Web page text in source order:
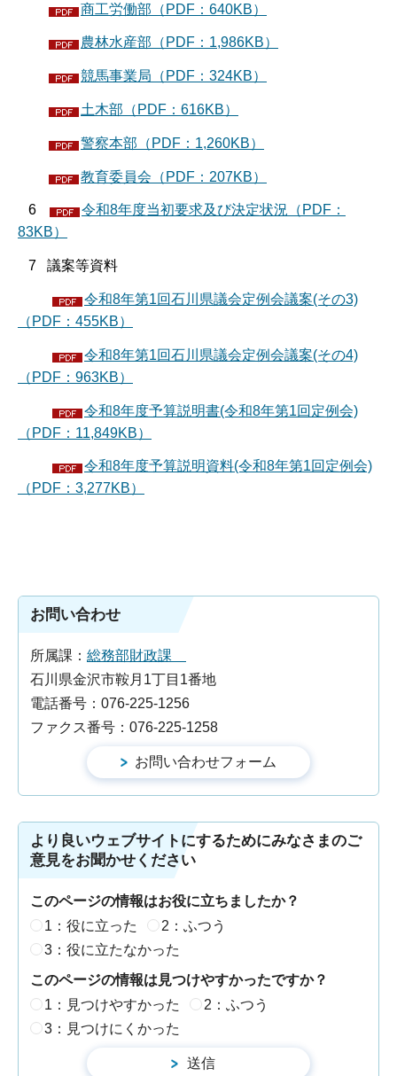
商工労働部（PDF：640KB）
農林水産部（PDF：1,986KB）
競馬事業局（PDF：324KB）
土木部（PDF：616KB）
警察本部（PDF：1,260KB）
教育委員会（PDF：207KB）
6
令和8年度当初要求及び決定状況（PDF：
83KB）
7 議案等資料
令和8年第1回石川県議会定例会議案(その3)
（PDF：455KB）
令和8年第1回石川県議会定例会議案(その4)
（PDF：963KB）
令和8年度予算説明書(令和8年第1回定例会)
（PDF：11,849KB）
令和8年度予算説明資料(令和8年第1回定例会)
（PDF：3,277KB）
お問い合わせ
所属課： 総務部財政課
石川県金沢市鞍月1丁目1番地
電話番号：076-225-1256
ファクス番号：076-225-1258
より良いウェブサイトにするためにみなさまのご
意見をお聞かせください
このページの情報はお役に立ちましたか？
1：役に立った
2：ふつう
3：役に立たなかった
このページの情報は見つけやすかったですか？
1：見つけやすかった
2：ふつう
3：見つけにくかった